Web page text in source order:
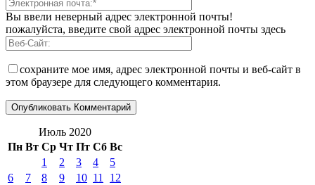
Вы ввели неверный адрес электронной почты!
пожалуйста, введите свой адрес электронной почты здесь
сохраните мое имя, адрес электронной почты и веб-сайт в
этом браузере для следующего комментария.
Июль 2020
Пн Вт Ср Чт Пт Сб Вс
1
2 3 4
5
6
7 8 9 10 11
12